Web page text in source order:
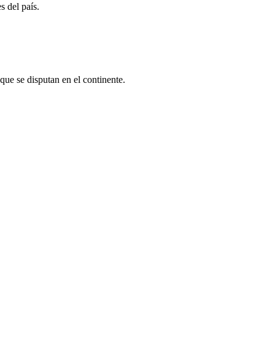
del país.
se disputan en el continente.